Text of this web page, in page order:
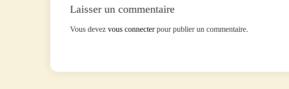
Laisser un commentaire
Vous devez vous connecterpour publier un commentaire.